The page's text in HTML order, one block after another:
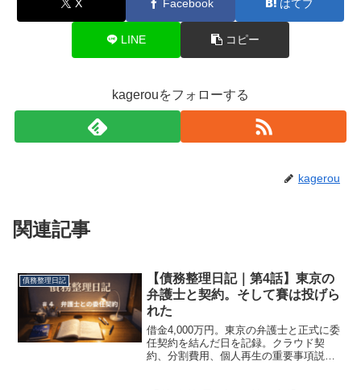
X Facebook はてブ
LINE コピー
kagerouをフォローする
kagerou
関連記事
債務整理日記
【債務整理日記｜第4話】東京の
弁護士と契約。そして賽は投げら
れた
借金4,000万円。東京の弁護士と正式に委
任契約を結んだ日を記録。クラウド契
約、分割費用、個人再生の重要事項説明